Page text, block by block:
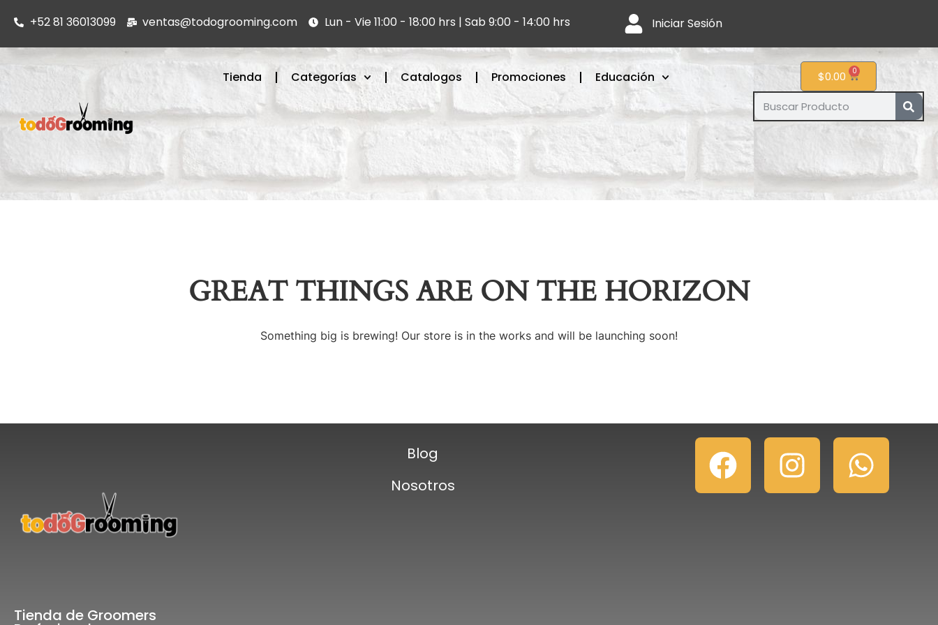
+52 81 36013099 ventas@todogrooming.com Lun - Vie 11:00 - 18:00 hrs | Sab 9:00 - 14:00 hrs Iniciar Sesión
Tienda Categorías Catalogos Promociones Educación $0.00 0
GREAT THINGS ARE ON THE HORIZON
Something big is brewing! Our store is in the works and will be launching soon!
Tienda de Groomers
Blog
Nosotros